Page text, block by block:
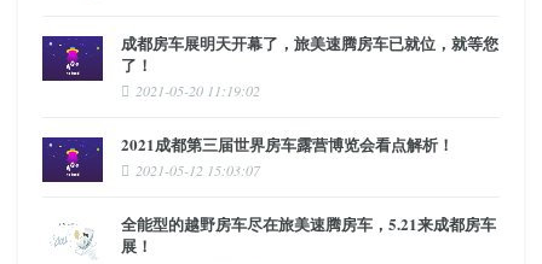
成都房车展明天开幕了，旅美速腾房车已就位，就等您
了！
2021-05-20 11:19:02
2021成都第三届世界房车露营博览会看点解析！
2021-05-12 15:03:07
全能型的越野房车尽在旅美速腾房车，5.21来成都房车
展！